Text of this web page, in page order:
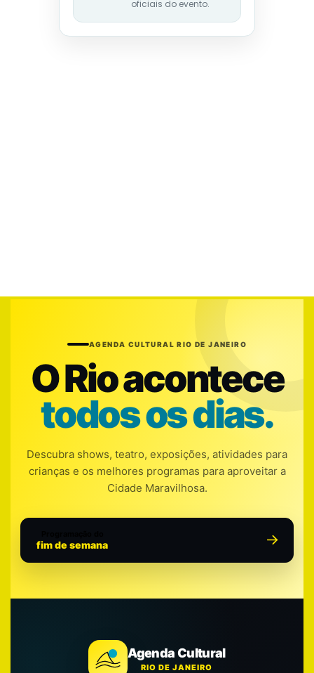
oficiais do evento.
AGENDA CULTURAL RIO DE JANEIRO
O Rio acontece
todos os dias.
Descubra shows, teatro, exposições, atividades para
crianças e os melhores programas para aproveitar a
Cidade Maravilhosa.
fim de semana
Agenda Cultural
RIO DE JANEIRO